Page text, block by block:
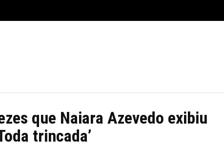
que Naiara Azevedo exibiu
trincada’